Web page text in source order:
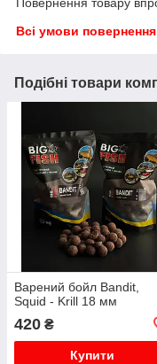
Всі умови повернення
Подібні товари
Варений бойл Bandit,
Squid - Krill 18 мм
420 ₴
Купити